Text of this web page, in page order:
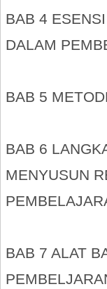
BAB 4
DALAM
BAB 5
BAB 6
MENYUSUN
BAB 7 ALAT